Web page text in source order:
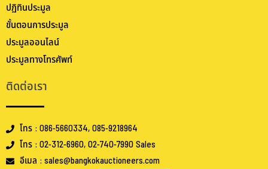
ปฏิทินประมูล
ขั้นตอนการประมูล
ประมูลออนไลน์
ประมูลทางโทรศัพท์
ติดต่อเรา
โทร : 086-5660334, 085-9218964
โทร : 02-312-6960, 02-740-7990 Sales
อีเมล : sales@bangkokauctioneers.com